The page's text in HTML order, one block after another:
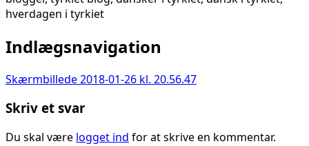
hverdagen i tyrkiet
Indlægsnavigation
Skærmbillede 2018-01-26 kl. 20.56.47
Skriv et svar
Du skal være logget ind for at skrive en kommentar.